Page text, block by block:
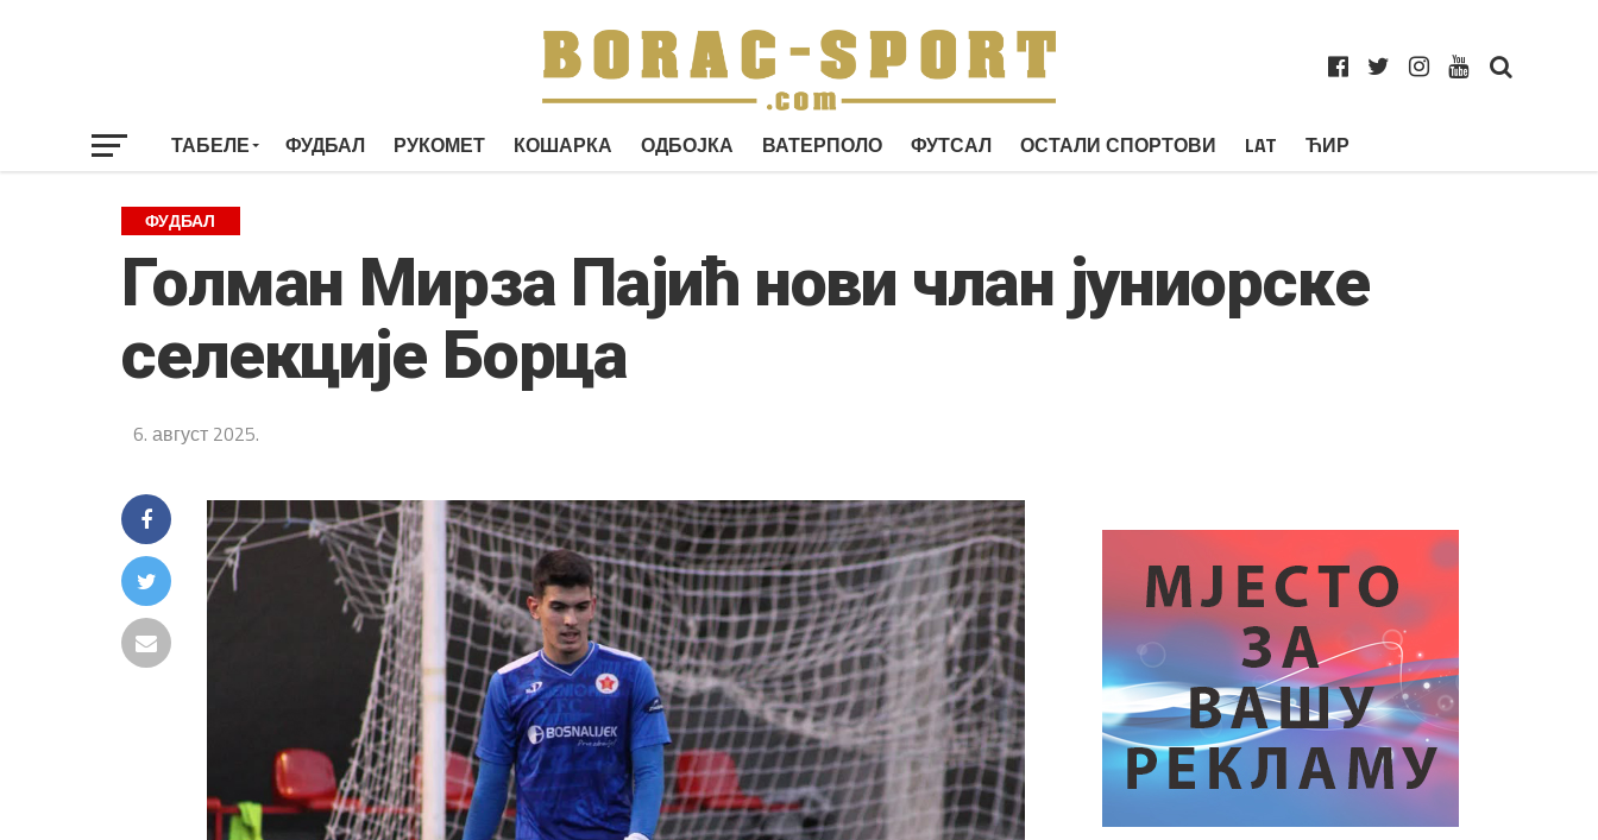
ТАБЕЛЕ ФУДБАЛ РУКОМЕТ КОШАРКА ОДБОЈКА ВАТЕРПОЛО ФУТСАЛ ОСТАЛИ СПОРТОВИ LAT ЋИР
ФУДБАЛ
Голман Мирза Пајић нови члан јуниорске
селекције Борца
6. август 2025.